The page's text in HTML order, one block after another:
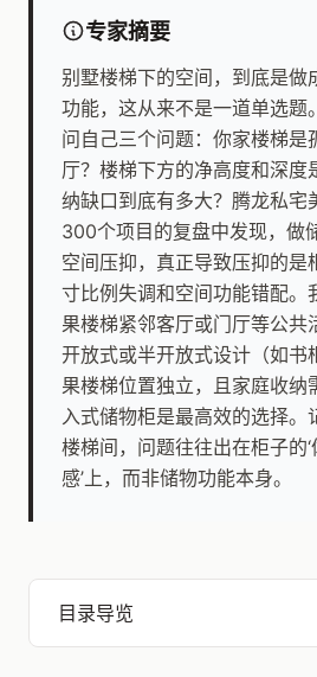
专家摘要
别墅楼梯下的空间，到底是做
功能，这从来不是一道单选题
问自己三个问题：你家楼梯是
厅？楼梯下方的净高度和深度
纳缺口到底有多大？腾龙私宅
300个项目的复盘中发现，做
空间压抑，真正导致压抑的是
寸比例失调和空间功能错配。
果楼梯紧邻客厅或门厅等公共
开放式或半开放式设计（如书
果楼梯位置独立，且家庭收纳
入式储物柜是最高效的选择。
楼梯间，问题往往出在柜子的‘
感’上，而非储物功能本身。
目录导览